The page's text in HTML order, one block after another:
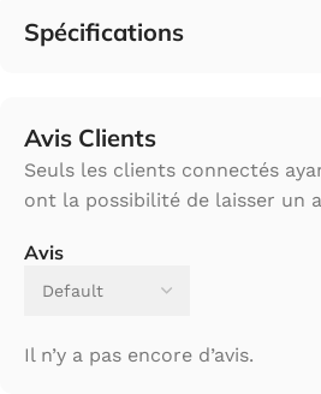
Spécifications
Avis Clients
Avis
Il n’y a pas encore d’avis.
Seuls les clients connectés
ont la possibilité de laisser un